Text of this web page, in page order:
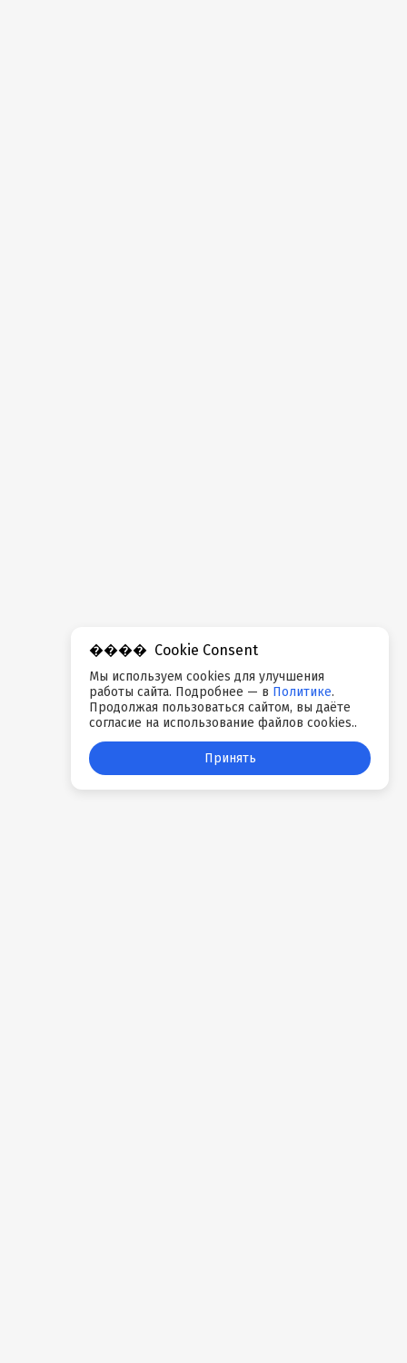
Cookie Consent
Мы используем cookies для улучшения
работы сайта. Подробнее — в Политике.
Продолжая пользоваться сайтом, вы даёте
согласие на использование файлов cookies..
Принять